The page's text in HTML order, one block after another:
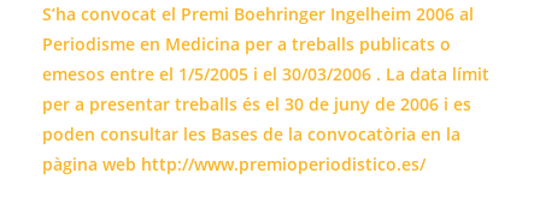
S’ha convocat el Premi Boehringer Ingelheim 2006 al
Periodisme en Medicina per a treballs publicats o
emesos entre el 1/5/2005 i el 30/03/2006 . La data límit
per a presentar treballs és el 30 de juny de 2006 i es
poden consultar les Bases de la convocatòria en la
pàgina web http://www.premioperiodistico.es/